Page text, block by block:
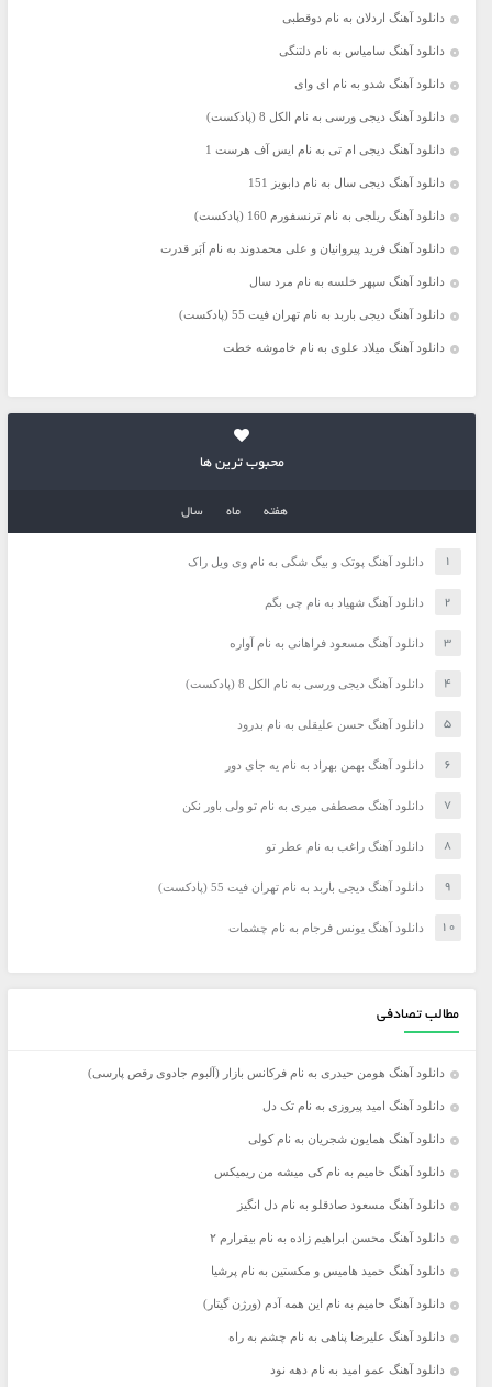
دانلود آهنگ اردلان به نام دوقطبی
دانلود آهنگ سامیاس به نام دلتنگی
دانلود آهنگ شدو به نام ای وای
دانلود آهنگ دیجی ورسی به نام الکل 8 (پادکست)
دانلود آهنگ دیجی ام تی به نام ایس آف هرست 1
دانلود آهنگ دیجی سال به نام دابویز 151
دانلود آهنگ ریلجی به نام ترنسفورم 160 (پادکست)
دانلود آهنگ فرید پیروانیان و علی محمدوند به نام اَبَر قدرت
دانلود آهنگ سپهر خلسه به نام مرد سال
دانلود آهنگ دیجی باربد به نام تهران فیت 55 (پادکست)
دانلود آهنگ میلاد علوی به نام خاموشه خطت
محبوب ترین ها
هفته ماه سال
دانلود آهنگ پوتک و بیگ شگی به نام وی ویل راک
دانلود آهنگ شهیاد به نام چی بگم
دانلود آهنگ مسعود فراهانی به نام آواره
دانلود آهنگ دیجی ورسی به نام الکل 8 (پادکست)
دانلود آهنگ حسن علیقلی به نام بدرود
دانلود آهنگ بهمن بهراد به نام یه جای دور
دانلود آهنگ مصطفی میری به نام تو ولی باور نکن
دانلود آهنگ راغب به نام عطر تو
دانلود آهنگ دیجی باربد به نام تهران فیت 55 (پادکست)
دانلود آهنگ یونس فرجام به نام چشمات
مطالب تصادفی
دانلود آهنگ هومن حیدری به نام فرکانس بازار (آلبوم جادوی رقص پارسی)
دانلود آهنگ امید پیروزی به نام تک دل
دانلود آهنگ همایون شجریان به نام کولی
دانلود آهنگ حامیم به نام کی میشه من ریمیکس
دانلود آهنگ مسعود صادقلو به نام دل انگیز
دانلود آهنگ محسن ابراهیم زاده به نام بیقرارم ۲
دانلود آهنگ حمید هامیس و مکستین به نام پرشیا
دانلود آهنگ حامیم به نام این همه آدم (ورژن گیتار)
دانلود آهنگ علیرضا پناهی به نام چشم به راه
دانلود آهنگ عمو امید به نام دهه نود